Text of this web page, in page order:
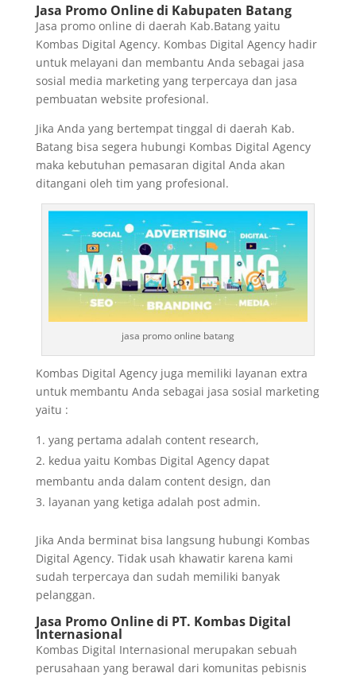
Jasa Promo Online di Kabupaten Batang
Jasa promo online di daerah Kab.Batang yaitu
Kombas Digital Agency. Kombas Digital Agency hadir
untuk melayani dan membantu Anda sebagai jasa
sosial media marketing yang terpercaya dan jasa
pembuatan website profesional.
Jika Anda yang bertempat tinggal di daerah Kab.
Batang bisa segera hubungi Kombas Digital Agency
maka kebutuhan pemasaran digital Anda akan
ditangani oleh tim yang profesional.
jasa promo online batang
Kombas Digital Agency juga memiliki layanan extra
untuk membantu Anda sebagai jasa sosial marketing
yaitu :
yang pertama adalah content research,
kedua yaitu Kombas Digital Agency dapat
membantu anda dalam content design, dan
layanan yang ketiga adalah post admin.
Jika Anda berminat bisa langsung hubungi Kombas
Digital Agency. Tidak usah khawatir karena kami
sudah terpercaya dan sudah memiliki banyak
pelanggan.
Jasa Promo Online di PT. Kombas Digital
Internasional
Kombas Digital Internasional merupakan sebuah
perusahaan yang berawal dari komunitas pebisnis